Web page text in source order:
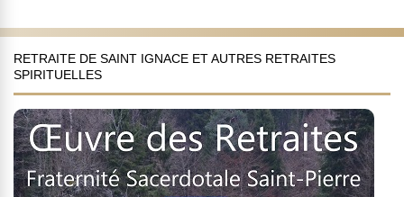
RETRAITE DE SAINT IGNACE ET AUTRES RETRAITES
SPIRITUELLES